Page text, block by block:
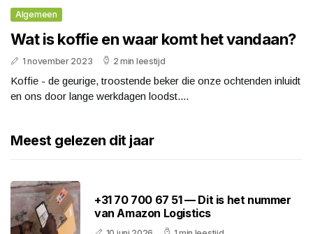
Algemeen
Wat is koffie en waar komt het vandaan?
1 november 2023 2 min leestijd
Koffie - de geurige, troostende beker die onze ochtenden inluidt
en ons door lange werkdagen loodst....
Meest gelezen dit jaar
+31 70 700 67 51 — Dit is het nummer
van Amazon Logistics